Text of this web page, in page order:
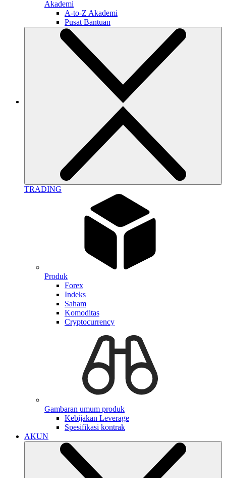
Akademi
A-to-Z Akademi
Pusat Bantuan
TRADING
Produk
Forex
Indeks
Saham
Komoditas
Cryptocurrency
Gambaran umum produk
Kebijakan Leverage
Spesifikasi kontrak
AKUN